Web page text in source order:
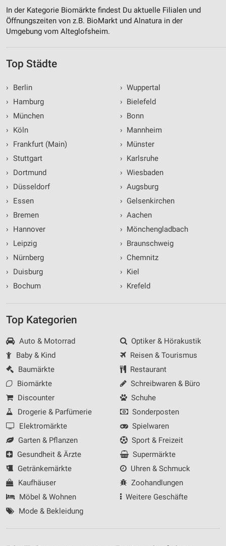
In der Kategorie Biomärkte findest Du aktuelle Filialen und
Öffnungszeiten von z.B. BioMarkt und Alnatura in der
Umgebung vom Alteglofsheim.
Top Städte
›
Berlin
›
Hamburg
›
München
›
Köln
›
Frankfurt (Main)
› Stuttgart
›
Dortmund
›
Düsseldorf
›
Essen
›
Bremen
›
Hannover
›
Leipzig
›
Nürnberg
›
Duisburg
›
Bochum
› Wuppertal
› Bielefeld
› Bonn
› Mannheim
› Münster
› Karlsruhe
› Wiesbaden
› Augsburg
› Gelsenkirchen
› Aachen
› Mönchengladbach
› Braunschweig
› Chemnitz
› Kiel
› Krefeld
Top Kategorien
Auto & Motorrad
Baby & Kind
Baumärkte
Biomärkte
Discounter
Drogerie & Parfümerie
Elektromärkte
Garten & Pflanzen
Gesundheit & Ärzte
Getränkemärkte
Kaufhäuser
Möbel & Wohnen
Mode & Bekleidung
Optiker & Hörakustik
Reisen & Tourismus
Restaurant
Schreibwaren & Büro
Schuhe
Sonderposten
Spielwaren
Sport & Freizeit
Supermärkte
Uhren & Schmuck
Zoohandlungen
Weitere Geschäfte